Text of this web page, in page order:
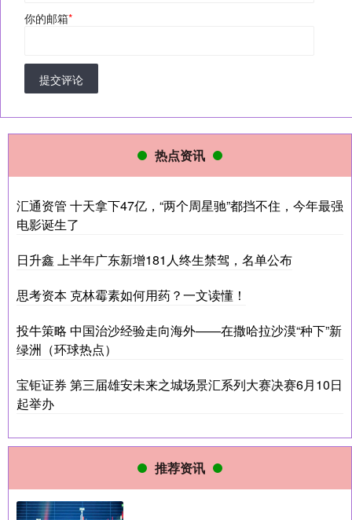
你的邮箱*
提交评论
热点资讯
汇通资管 十天拿下47亿，“两个周星驰”都挡不住，今年最强
电影诞生了
日升鑫 上半年广东新增181人终生禁驾，名单公布
思考资本 克林霉素如何用药？一文读懂！
投牛策略 中国治沙经验走向海外——在撒哈拉沙漠“种下”新
绿洲（环球热点）
宝钜证券 第三届雄安未来之城场景汇系列大赛决赛6月10日
起举办
推荐资讯